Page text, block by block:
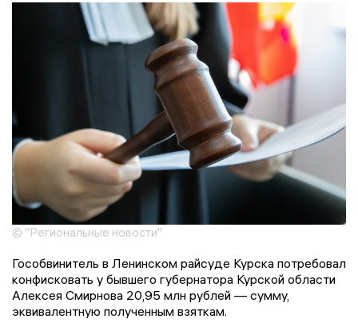
© "Региональные новости"
Гособвинитель в Ленинском райсуде Курска потребовал
конфисковать у бывшего губернатора Курской области
Алексея Смирнова 20,95 млн рублей — сумму,
эквивалентную полученным взяткам.